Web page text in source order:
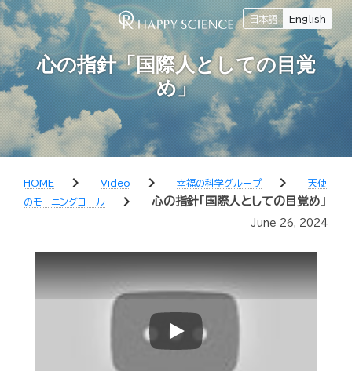
日本語 English
心の指針「国際人としての目覚
め」
HOME chevron_right Video chevron_right 幸福の科学グループ chevron_right
天使
のモーニングコール
chevron_right 心の指針「国際人としての目覚め」
June 26, 2024
Play